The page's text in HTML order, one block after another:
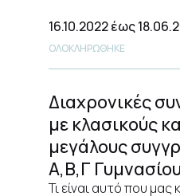
16.10.2022έως
ΟΛΟΚΛΗΡΩΘΗΚΕ
Διαχρονικές
με κλασικούς
μεγάλους
Α,Β,Γ Γυμνασίου
Τι είναι αυτό που μας